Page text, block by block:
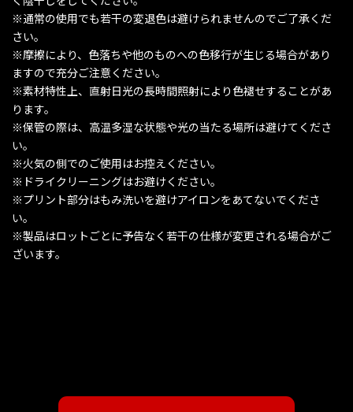
※通常の使用でも若干の変退色は避けられませんのでご了承くだ
さい。
※摩擦により、色落ちや他のものへの色移行が生じる場合があり
ますので充分ご注意ください。
※素材特性上、直射日光の長時間照射により色褪せすることがあ
ります。
※保管の際は、高温多湿な状態や光の当たる場所は避けてくださ
い。
※火気の側でのご使用はお控えください。
※ドライクリーニングはお避けください。
※プリント部分はもみ洗いを避けアイロンをあてないでくださ
い。
※製品はロットごとに予告なく若干の仕様が変更される場合がご
ざいます。